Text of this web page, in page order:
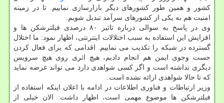
کشور و همین طور کشورهای دیگر بازارسازی نماییم. تا در زمینه
امنیت هم به یکی از کشورهای سرآمد تبدیل شویم.
وی در پاسخ به سوالی درباره تاثیر ۸۰ درصدی فیلترشکن ها و
افزایش این استفاده به سبب اختلالات اینترنتی، اظهار نمود: ما اختلال
گسترده در شبکه را تکذیب می نماییم. اقدامی که برای فعال کردن
جست وجوی ایمن هم انجام دادیم، هیچ اثری روی هیچ سرویس
دیگری نداشته است و اگر کسی شواهدی دارد می تواند عرضه نماید
که تا حالا شواهدی ارائه نشده است.
وزیر ارتباطات و فناوری اطلاعات در ادامه با اعلان اینکه استفاده از
فیلترشکن ها موضوع مهمی است، اظهار داشت: الان خیلی از